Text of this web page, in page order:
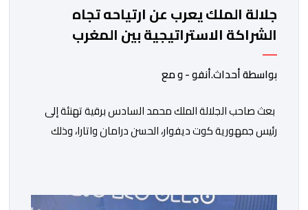
جلالة الملك يعرب عن ارتياحه تجاه
الشراكة الاستراتيجية بين المغرب
والكوت ديفوار
بواسطة أحداث.أنفو - و مع
بعث صاحب الجلالة الملك محمد السادس برقية تهنئة إلى
رئيس جمهورية كوت ديفوار، الحسن درامان واتارا، وذلك
متمنيات جلالته بموصول التقدم والازدهار للشعب الإيفواري.